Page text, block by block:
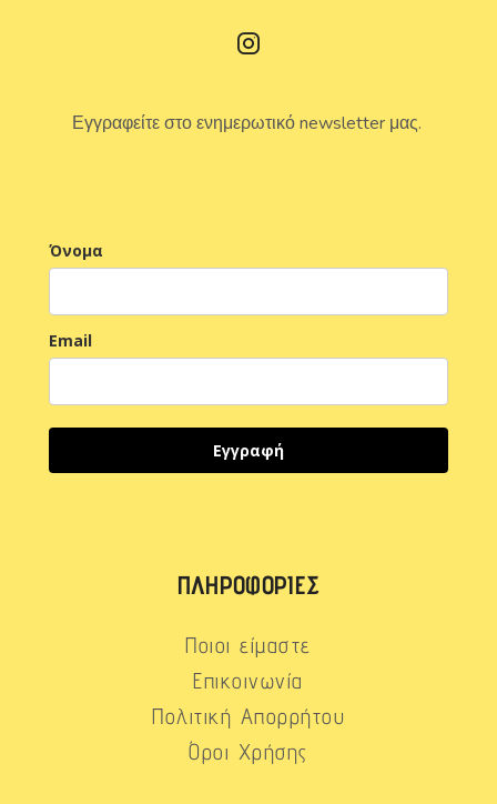
Εγγραφείτε στο ενημερωτικό newsletter μας.
Όνομα
Email
Εγγραφή
ΠΛΗΡΟΦΟΡΊΕΣ
Ποιοι είμαστε
Επικοινωνία
Πολιτική Απορρήτου
Όροι Χρήσης